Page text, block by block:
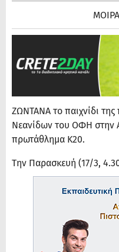
ΖΩΝΤΑΝΑ το παιχνίδι
Νεανίδων του ΟΦΗ στην
πρωτάθλημα Κ20.
Την Παρασκευή (17/3,